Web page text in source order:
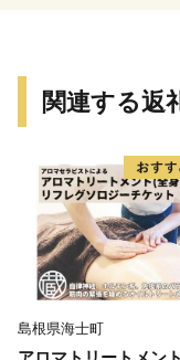
関連する返
島根県海士町